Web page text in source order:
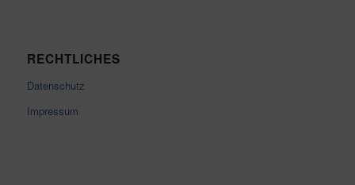
RECHTLICHES
Datenschutz
Impressum